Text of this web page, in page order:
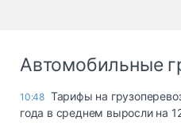
Автомобильные
10:48 Тарифы на
года в среднем выросли на